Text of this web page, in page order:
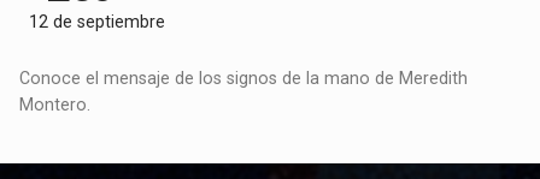
12 de septiembre
Conoce el mensaje de los signos de la mano de Meredith
Montero.